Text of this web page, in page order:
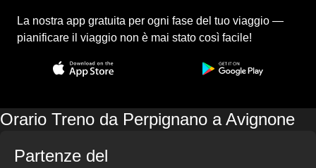
La nostra app gratuita per ogni fase del tuo viaggio —
pianificare il viaggio non è mai stato così facile!
Orario Treno da Perpignano a Avignone
Partenze del